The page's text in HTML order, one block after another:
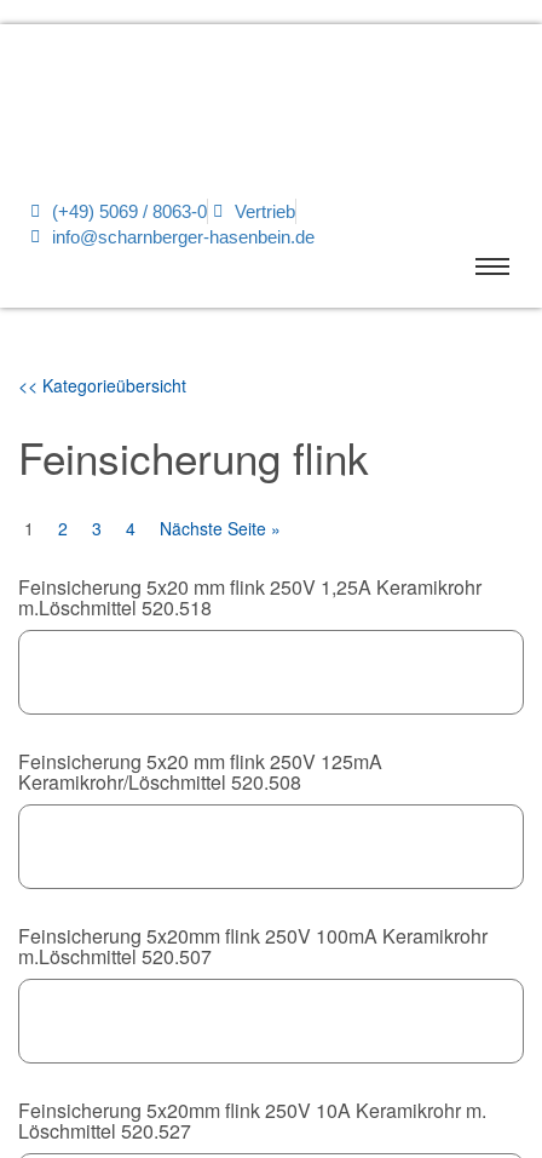
(+49) 5069 / 8063-0
Vertrieb
info@scharnberger-hasenbein.de
<< Kategorieübersicht
Feinsicherung flink
1 2 3 4 Nächste Seite »
Feinsicherung 5x20 mm flink 250V 1,25A Keramikrohr
m.Löschmittel 520.518
Feinsicherung 5x20 mm flink 250V 125mA
Keramikrohr/Löschmittel 520.508
Feinsicherung 5x20mm flink 250V 100mA Keramikrohr
m.Löschmittel 520.507
Feinsicherung 5x20mm flink 250V 10A Keramikrohr m.
Löschmittel 520.527